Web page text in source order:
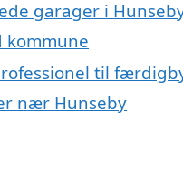
garager i
kommune
til
nær Hunseby